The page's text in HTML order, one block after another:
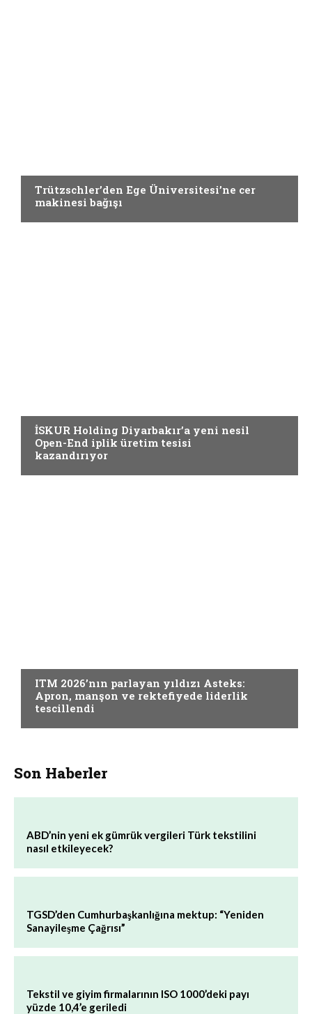
Trützschler’den Ege Üniversitesi’ne cer
makinesi bağışı
İSKUR Holding Diyarbakır’a yeni nesil
Open-End iplik üretim tesisi
kazandırıyor
ITM 2026’nın parlayan yıldızı Asteks:
Apron, manşon ve rektefiyede liderlik
tescillendi
Son Haberler
ABD’nin yeni ek gümrük vergileri Türk tekstilini
nasıl etkileyecek?
TGSD’den Cumhurbaşkanlığına mektup: “Yeniden
Sanayileşme Çağrısı”
Tekstil ve giyim firmalarının ISO 1000’deki payı
yüzde 10,4’e geriledi